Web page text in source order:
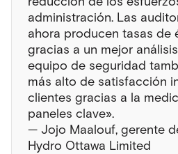
administración. Las
ahora producen tasas de
gracias a un mejor
equipo de seguridad
más alto de satisfacción
clientes gracias a la
paneles clave».
— Jojo Maalouf, gerente
Hydro Ottawa Limited